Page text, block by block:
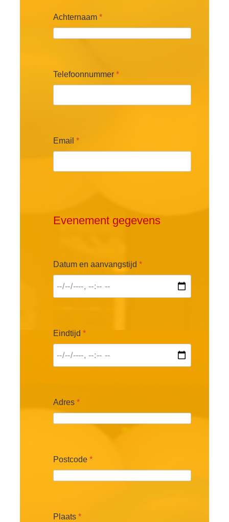
Achternaam *
Telefoonnummer *
Email *
Evenement gegevens
Datum en aanvangstijd *
Eindtijd *
Adres *
Postcode *
Plaats *